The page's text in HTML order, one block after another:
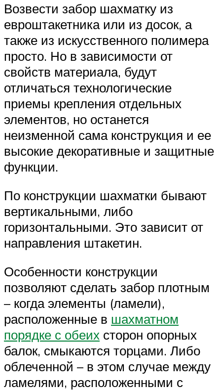
Возвести забор шахматку из
евроштакетника или из досок, а
также из искусственного полимера
просто. Но в зависимости от
свойств материала, будут
отличаться технологические
приемы крепления отдельных
элементов, но останется
неизменной сама конструкция и ее
высокие декоративные и защитные
функции.
По конструкции шахматки бывают
вертикальными, либо
горизонтальными. Это зависит от
направления штакетин.
Особенности конструкции
позволяют сделать забор плотным
– когда элементы (ламели),
расположенные в шахматном
порядке с обеих сторон опорных
балок, смыкаются торцами. Либо
облеченной – в этом случае между
ламелями, расположенными с